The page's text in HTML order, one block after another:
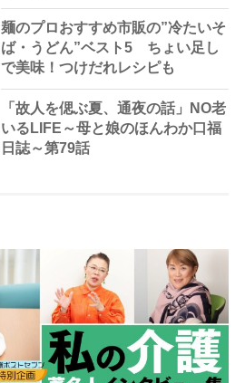
麺のプロおすすめ市販の”冷たいそ
ば・うどん”ベスト5 ちょい足し
で美味！つけだれレシピも
「故人を偲ぶ夏、通夜の話」NO老
いるLIFE～母と娘のほんわか口福
日誌～第79話